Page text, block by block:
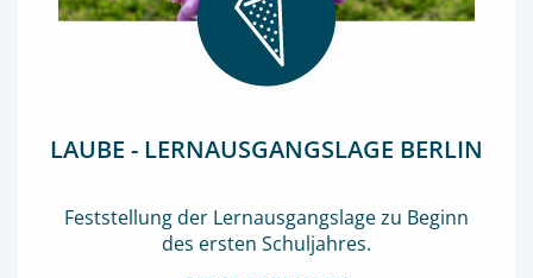
LAUBE - LERNAUSGANGSLAGE BERLIN
Feststellung der Lernausgangslage zu Beginn
des ersten Schuljahres.